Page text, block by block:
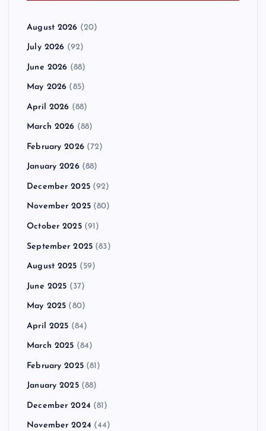
August 2026 (20)
July 2026 (92)
June 2026 (88)
May 2026 (85)
April 2026 (88)
March 2026 (88)
February 2026(72)
January 2026(88)
December 2025(92)
November 2025(80)
October 2025(91)
September 2025 (83)
August 2025 (59)
June 2025 (37)
May 2025 (80)
April 2025 (84)
March 2025 (84)
February 2025(81)
January 2025(88)
December 2024 (81)
November 2024 (44)